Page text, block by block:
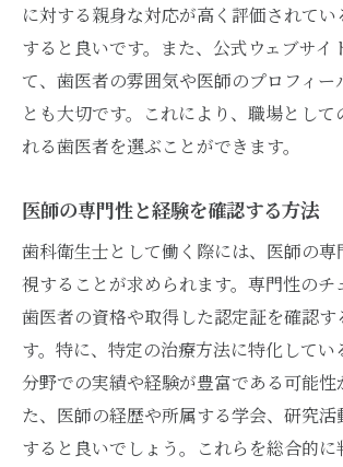
に対する親身な対応が高く評価されてい
すると良いです。また、公式ウェブサイ
て、歯医者の雰囲気や医師のプロフィー
とも大切です。これにより、職場として
れる歯医者を選ぶことができます。
医師の専門性と経験を確認する方法
歯科衛生士として働く際には、医師の専
視することが求められます。専門性のチ
歯医者の資格や取得した認定証を確認す
す。特に、特定の治療方法に特化してい
分野での実績や経験が豊富である可能性
た、医師の経歴や所属する学会、研究活
すると良いでしょう。これらを総合的に